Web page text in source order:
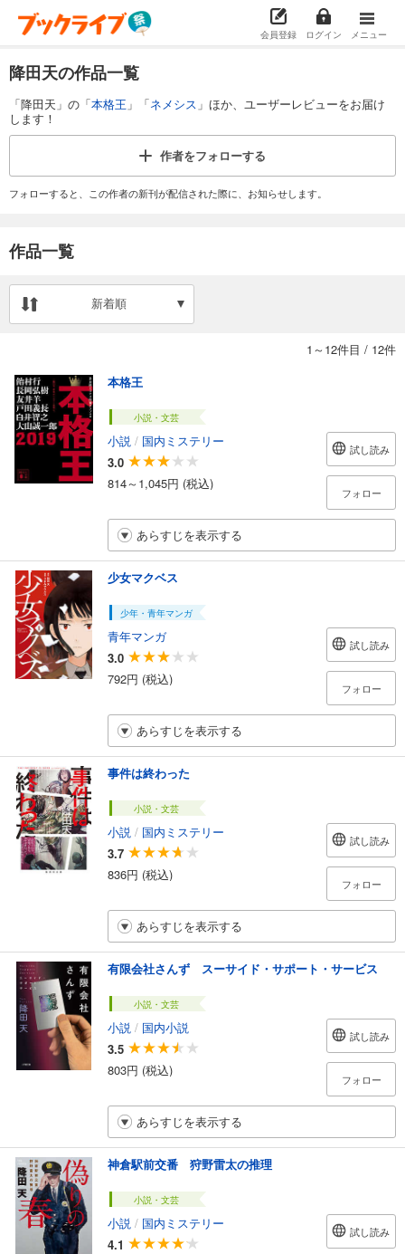
会員登録 ログイン メニュー
降田天の作品一覧
「降田天」の「本格王 」「ネメシス 」ほか、ユーザーレビューをお届け
します！
作者をフォローする
フォローすると、この作者の新刊が配信された際に、お知らせします。
作品一覧
新着順
1～12件目 / 12件
本格王
小説・文芸
小説 / 国内ミステリー
3.0
814～1,045円 (税込)
試し読み
フォロー
あらすじを表示する
少女マクベス
少年・青年マンガ
青年マンガ
3.0
792円 (税込)
試し読み
フォロー
あらすじを表示する
事件は終わった
小説・文芸
小説 / 国内ミステリー
3.7
836円 (税込)
試し読み
フォロー
あらすじを表示する
有限会社さんず スーサイド・サポート・サービス
小説・文芸
小説 / 国内小説
3.5
803円 (税込)
試し読み
フォロー
あらすじを表示する
神倉駅前交番 狩野雷太の推理
小説・文芸
小説 / 国内ミステリー
4.1
試し読み